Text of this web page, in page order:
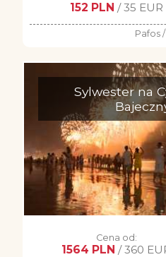
152 PLN / 35 EUR
Pafos
Sylwester na
Cena od:
1564 PLN / 360